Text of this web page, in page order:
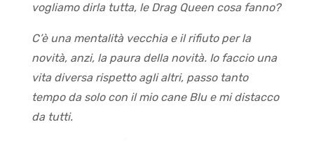
vogliamo dirla tutta, le Drag Queen cosa fanno?
C’è una mentalità vecchia e il rifiuto per la
novità, anzi, la paura della novità. Io faccio una
vita diversa rispetto agli altri, passo tanto
tempo da solo con il mio cane Blu e mi distacco
da tutti.